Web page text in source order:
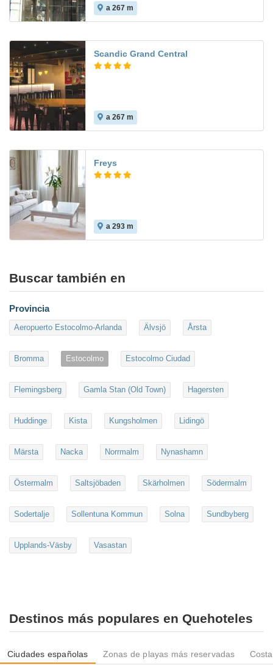
a 267 m
Scandic Grand Central
a 267 m
Freys
a 293 m
Buscar también en
Provincia
Aeropuerto Estocolmo-Arlanda Älvsjö Årsta
Bromma Estocolmo Estocolmo Ciudad
Flemingsberg Gamla Stan (Old Town) Hagersten
Huddinge Kista Kungsholmen Lidingö
Märsta Nacka Norrmalm Nynashamn
Östermalm Saltsjöbaden Skärholmen Södermalm
Sodertalje Sollentuna Kommun Solna Sundbyberg
Upplands-Väsby Vasastan
Destinos más populares en Quehoteles
Ciudades españolas Zonas de playas más reservadas